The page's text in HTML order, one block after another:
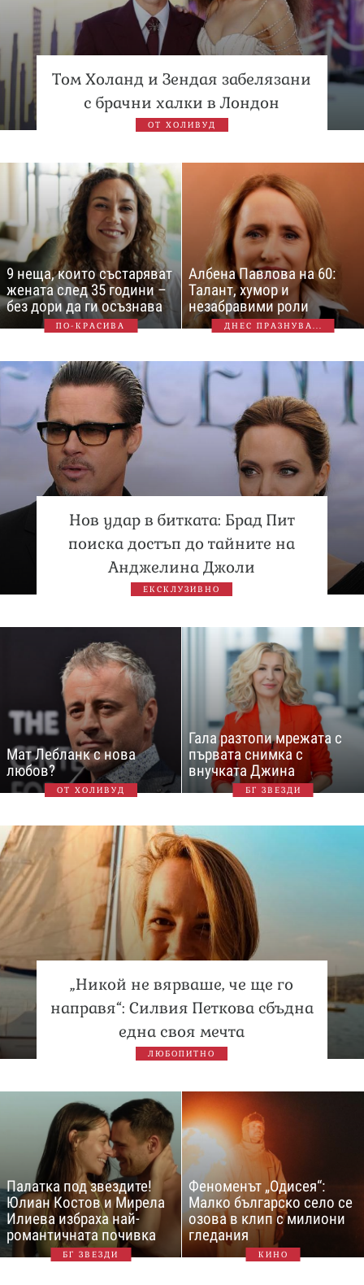
Том Холанд и Зендая забелязани
с брачни халки в Лондон
ОТ ХОЛИВУД
9 неща, които състаряват
жената след 35 години –
без дори да ги осъзнава
ПО-КРАСИВА
Албена Павлова на 60:
Талант, хумор и
незабравими роли
ДНЕС ПРАЗНУВА...
Нов удар в битката: Брад Пит
поиска достъп до тайните на
Анджелина Джоли
ЕКСКЛУЗИВНО
Мат Лебланк с нова
любов?
ОТ ХОЛИВУД
Гала разтопи мрежата с
първата снимка с
внучката Джина
БГ ЗВЕЗДИ
„Никой не вярваше, че ще го
направя“: Силвия Петкова сбъдна
една своя мечта
ЛЮБОПИТНО
Палатка под звездите!
Юлиан Костов и Мирела
Илиева избраха най-
романтичната почивка
БГ ЗВЕЗДИ
Феноменът „Одисея“:
Малко българско село се
озова в клип с милиони
гледания
КИНО